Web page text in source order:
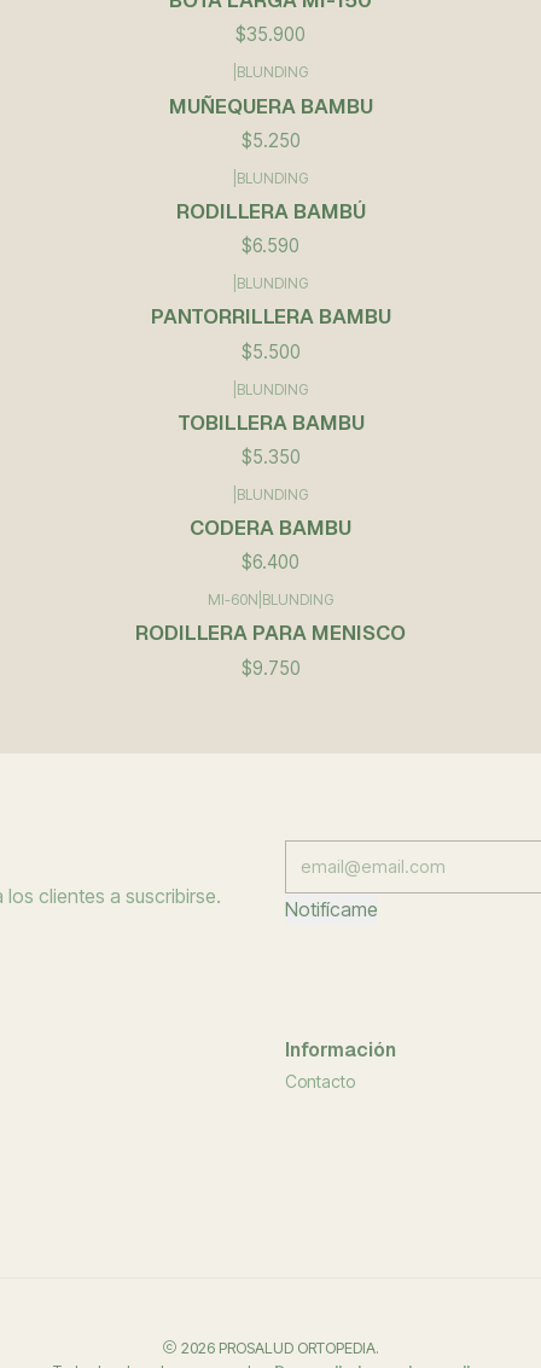
$35.900
BLUNDING
MUÑEQUERA BAMBU
$5.250
BLUNDING
RODILLERA BAMBÚ
$6.590
BLUNDING
PANTORRILLERA BAMBU
$5.500
BLUNDING
TOBILLERA BAMBU
$5.350
BLUNDING
CODERA BAMBU
$6.400
MI-60N BLUNDING
RODILLERA PARA MENISCO
$9.750
clientes a suscribirse.
Notifícame
Información
Contacto
2026 PROSALUD ORTOPEDIA.